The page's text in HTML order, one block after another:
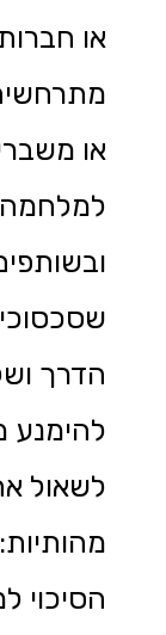
או
או
הדרך
להימנע
לשאול
הסיכוי